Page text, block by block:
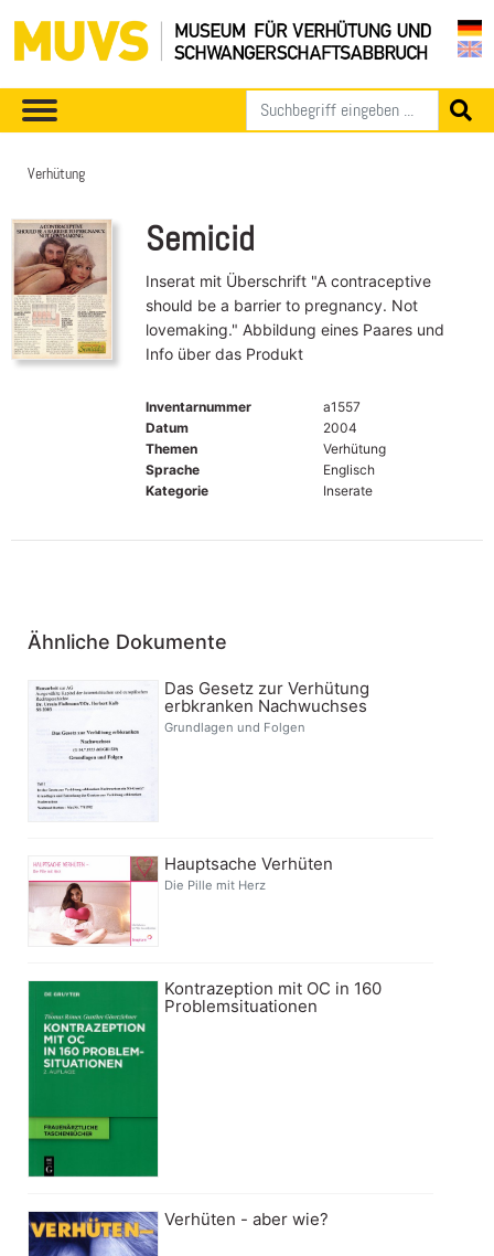
Verhütung
Semicid
Inserat mit Überschrift "A contraceptive
should be a barrier to pregnancy. Not
lovemaking." Abbildung eines Paares und
Info über das Produkt
Inventarnummer
a1557
Datum
2004
Themen
Verhütung
Sprache
Englisch
Kategorie
Inserate
Ähnliche Dokumente
Das Gesetz zur Verhütung
erbkranken Nachwuchses
Grundlagen und Folgen
Hauptsache Verhüten
Die Pille mit Herz
Kontrazeption mit OC in 160
Problemsituationen
Verhüten - aber wie?